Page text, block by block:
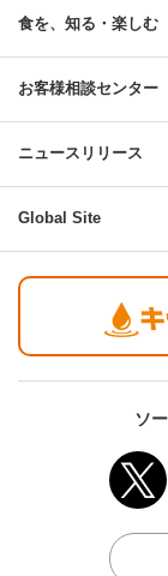
食を、知る・楽しむ
お客様相談センター
ニュースリリース
Global Site
ソ